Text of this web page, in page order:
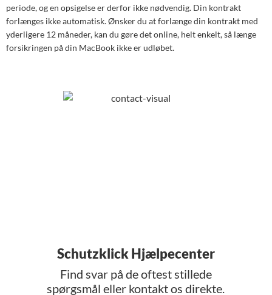
periode, og en opsigelse er derfor ikke nødvendig. Din kontrakt
forlænges ikke automatisk. Ønsker du at forlænge din kontrakt med
yderligere 12 måneder, kan du gøre det online, helt enkelt, så længe
forsikringen på din MacBook ikke er udløbet.
Schutzklick Hjælpecenter
Find svar på de oftest stillede
spørgsmål eller kontakt os direkte.